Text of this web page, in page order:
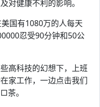
对健康不利的影响。
国有1080万的人每天
忍受90分钟和50公
高科技的幻想下，上班
家工作，一边点击我们
茶。